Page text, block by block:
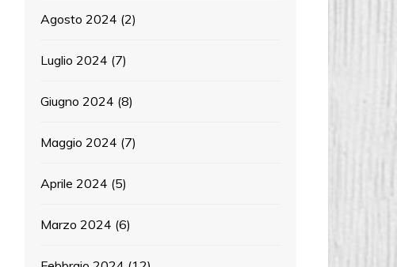
Agosto 2024 (2)
Luglio 2024 (7)
Giugno 2024 (8)
Maggio 2024 (7)
Aprile 2024 (5)
Marzo 2024 (6)